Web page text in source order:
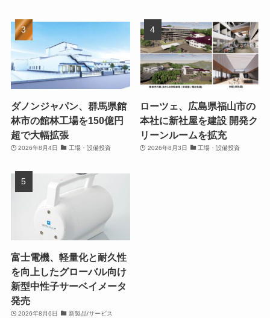
ダノンジャパン、群馬県館
林市の館林工場を150億円
超で大幅拡張
2026年8月4日 工場・設備投資
ローツェ、広島県福山市の
本社に新社屋を建設 開発ク
リーンルームを拡充
2026年8月3日 工場・設備投資
富士電機、軽量化と耐久性
を向上したグローバル向け
新型中性子サーベイメータ
発売
2026年8月6日 新製品/サービス